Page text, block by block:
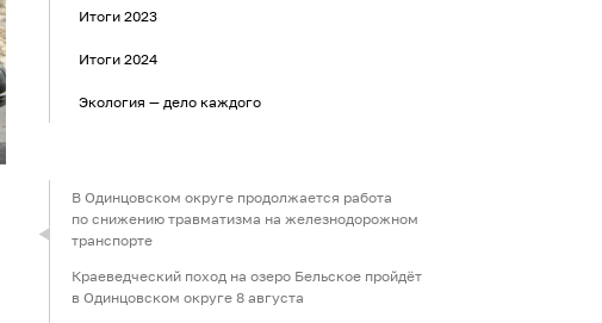
Итоги 2023
Итоги 2024
Экология — дело каждого
В Одинцовском округе продолжается работа
по снижению травматизма на железнодорожном
транспорте
Краеведческий поход на озеро Бельское пройдёт
в Одинцовском округе 8 августа